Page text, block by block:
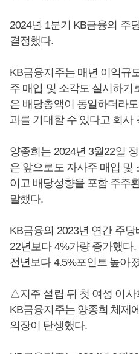
2024년 1분기 KB금융의 주
결정했다.
KB금융지주는 매년 이익규
주 매입 및 소각도 실시하기
은 배당총액이 동일하더라
과를 기대할 수 있다고 회사
양종희는 2024년 3월22일
은 앞으로도 자사주 매입 및
이고 배당성향을 포함 주주
말했다.
KB금융의 2023년 연간 주
22년보다 4%가량 증가했다
전년보다 4.5%포인트 높아
△지주 설립 뒤 첫 여성 이사
KB금융지주는 양종희 체제
의장이 탄생했다.